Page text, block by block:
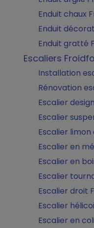
Enduit chaux
Enduit
Enduit gratté
Escaliers
Installation
Rénovation
Escalier
Escalier
Escalier
Escalier en
Escalier en
Escalier
Escalier droit
Escalier
Escalier en